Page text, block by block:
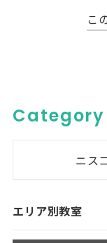
こ
Category
ニス
エリア別教室